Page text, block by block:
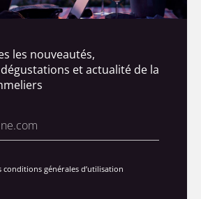
les nouveautés,
et actualité de la
conditions générales d’utilisation